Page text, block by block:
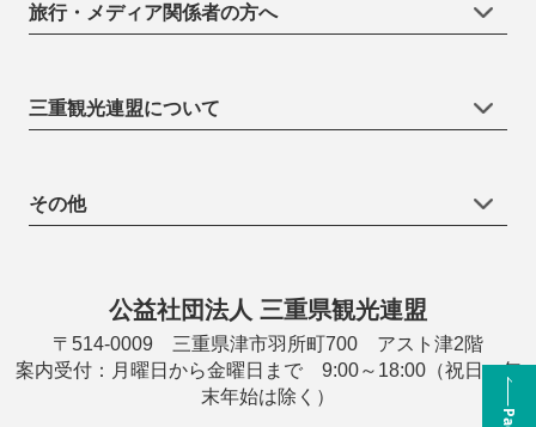
旅行・メディア関係者の方へ
三重観光連盟について
その他
公益社団法人 三重県観光連盟
〒514-0009 三重県津市羽所町700 アスト津2階
案内受付：月曜日から金曜日まで 9:00～18:00（祝日・年
末年始は除く）